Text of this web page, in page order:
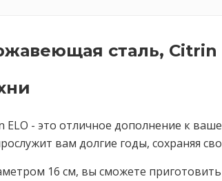
сталь, Citrin
- это отличное дополнение к
вам долгие годы, сохраняя
16 см, вы сможете